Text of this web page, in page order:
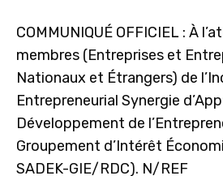
COMMUNIQUÉ OFFICIEL : À
membres (Entreprises et
Nationaux et Étrangers) de
Entrepreneurial Synergie
Développement de
Groupement d’Intérêt
SADEK-GIE/RDC). N/REF